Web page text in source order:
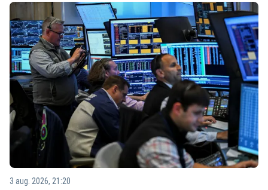
3 aug. 2026, 21:20